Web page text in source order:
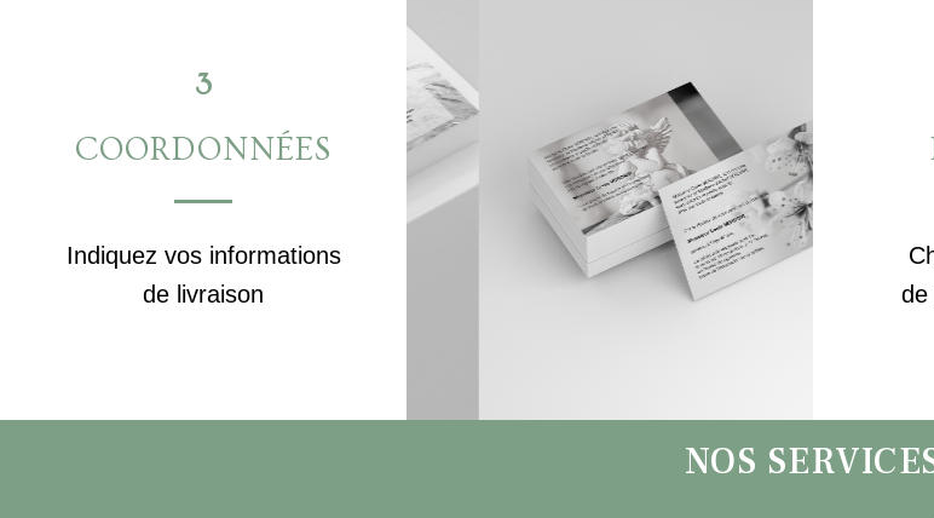
3
COORDONNÉES
Indiquez vos informations
de livraison
de
NOS